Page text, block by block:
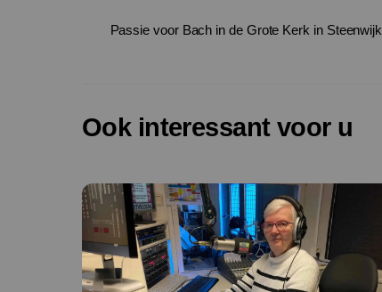
Passie voor Bach in de Grote Kerk in Steenwijk
Ook interessant voor u